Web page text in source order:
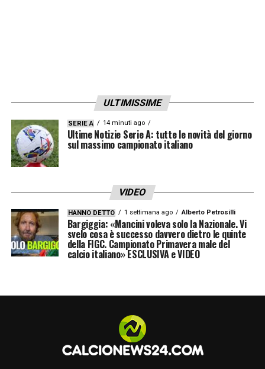
ULTIMISSIME
SERIE A 14 minuti ago
Ultime Notizie Serie A: tutte le novità del giorno
sul massimo campionato italiano
VIDEO
HANNO DETTO 1 settimana ago Alberto Petrosilli
Bargiggia: «Mancini voleva solo la Nazionale. Vi
svelo cosa è successo davvero dietro le quinte
della FIGC. Campionato Primavera male del
calcio italiano» ESCLUSIVA e VIDEO